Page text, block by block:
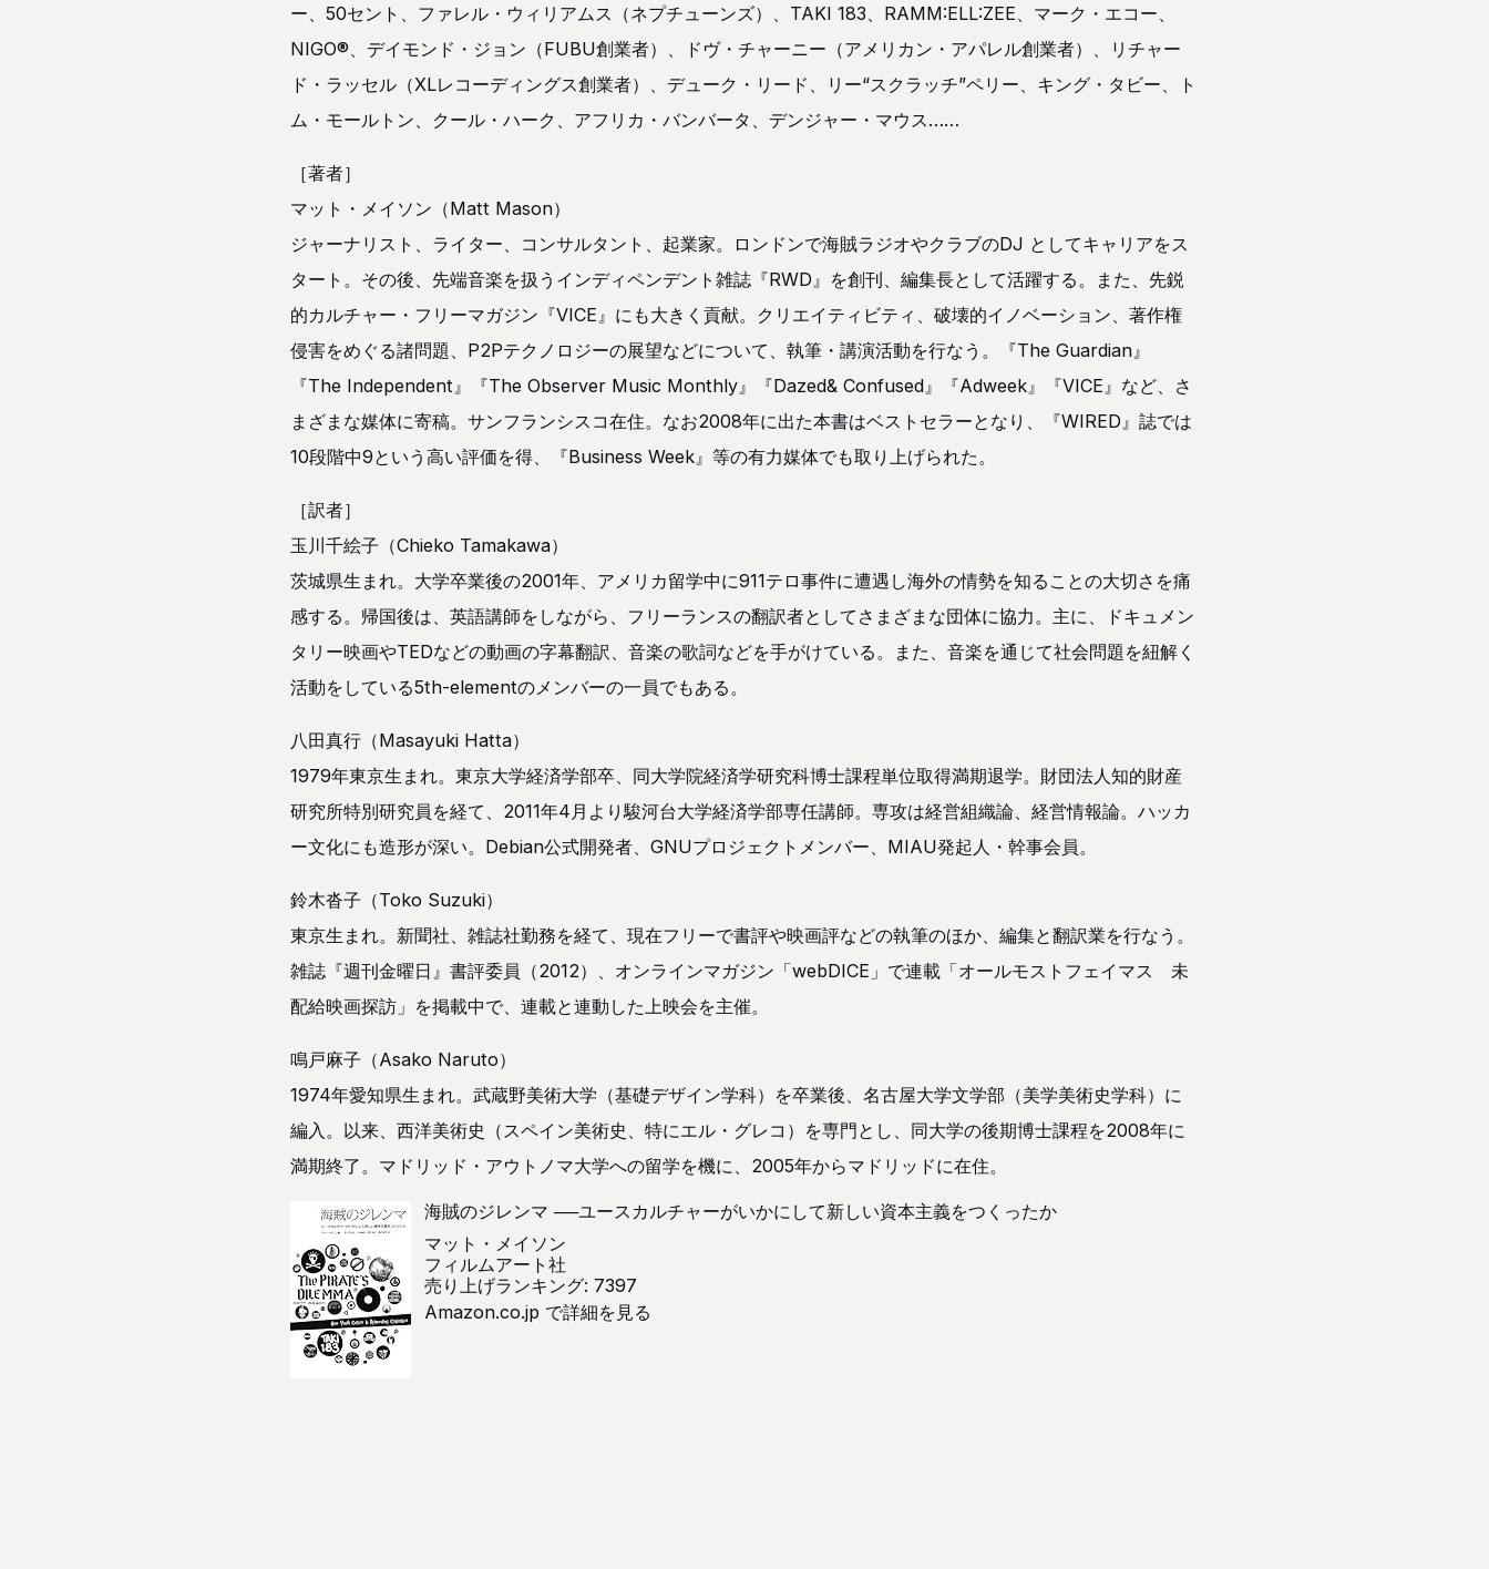
ー、50セント、ファレル・ウィリアムス（ネプチューンズ）、TAKI 183、RAMM:ELL:ZEE、マーク・エコー、
NIGO®、デイモンド・ジョン（FUBU創業者）、ドヴ・チャーニー（アメリカン・アパレル創業者）、リチャー
ド・ラッセル（XLレコーディングス創業者）、デューク・リード、リー“スクラッチ”ペリー、キング・タビー、ト
ム・モールトン、クール・ハーク、アフリカ・バンバータ、デンジャー・マウス……
［著者］
マット・メイソン（Matt Mason）
ジャーナリスト、ライター、コンサルタント、起業家。ロンドンで海賊ラジオやクラブのDJ としてキャリアをス
タート。その後、先端音楽を扱うインディペンデント雑誌『RWD』を創刊、編集長として活躍する。また、先鋭
的カルチャー・フリーマガジン『VICE』にも大きく貢献。クリエイティビティ、破壊的イノベーション、著作権
侵害をめぐる諸問題、P2Pテクノロジーの展望などについて、執筆・講演活動を行なう。『The Guardian』
『The Independent』『The Observer Music Monthly』『Dazed& Confused』『Adweek』『VICE』など、さ
まざまな媒体に寄稿。サンフランシスコ在住。なお2008年に出た本書はベストセラーとなり、『WIRED』誌では
10段階中9という高い評価を得、『Business Week』等の有力媒体でも取り上げられた。
［訳者］
玉川千絵子（Chieko Tamakawa）
茨城県生まれ。大学卒業後の2001年、アメリカ留学中に911テロ事件に遭遇し海外の情勢を知ることの大切さを痛
感する。帰国後は、英語講師をしながら、フリーランスの翻訳者としてさまざまな団体に協力。主に、ドキュメン
タリー映画やTEDなどの動画の字幕翻訳、音楽の歌詞などを手がけている。また、音楽を通じて社会問題を紐解く
活動をしている5th-elementのメンバーの一員でもある。
八田真行（Masayuki Hatta）
1979年東京生まれ。東京大学経済学部卒、同大学院経済学研究科博士課程単位取得満期退学。財団法人知的財産
研究所特別研究員を経て、2011年4月より駿河台大学経済学部専任講師。専攻は経営組織論、経営情報論。ハッカ
ー文化にも造形が深い。Debian公式開発者、GNUプロジェクトメンバー、MIAU発起人・幹事会員。
鈴木沓子（Toko Suzuki）
東京生まれ。新聞社、雑誌社勤務を経て、現在フリーで書評や映画評などの執筆のほか、編集と翻訳業を行なう。
雑誌『週刊金曜日』書評委員（2012）、オンラインマガジン「webDICE」で連載「オールモストフェイマス 未
配給映画探訪」を掲載中で、連載と連動した上映会を主催。
鳴戸麻子（Asako Naruto）
1974年愛知県生まれ。武蔵野美術大学（基礎デザイン学科）を卒業後、名古屋大学文学部（美学美術史学科）に
編入。以来、西洋美術史（スペイン美術史、特にエル・グレコ）を専門とし、同大学の後期博士課程を2008年に
満期終了。マドリッド・アウトノマ大学への留学を機に、2005年からマドリッドに在住。
海賊のジレンマ ──ユースカルチャーがいかにして新しい資本主義をつくったか
マット・メイソン
フィルムアート社
売り上げランキング: 7397
Amazon.co.jp で詳細を見る